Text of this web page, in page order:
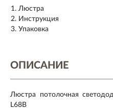
Люстра
Инструкция
Упаковка
ОПИСАНИЕ
Люстра потолочная
L68B